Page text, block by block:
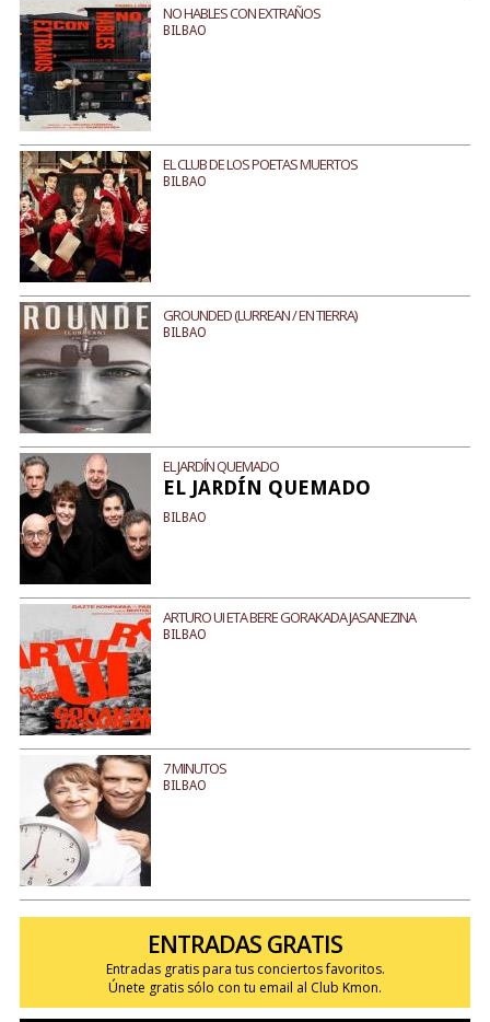
NO HABLES CON EXTRAÑOS
BILBAO
EL CLUB DE LOS POETAS MUERTOS
BILBAO
GROUNDED (LURREAN / EN TIERRA)
BILBAO
EL JARDÍN QUEMADO
EL JARDÍN QUEMADO
BILBAO
ARTURO UI ETA BERE GORAKADA JASANEZINA
BILBAO
7 MINUTOS
BILBAO
ENTRADAS GRATIS
Entradas gratis para tus conciertos favoritos.
Únete gratis sólo con tu email al Club Kmon.